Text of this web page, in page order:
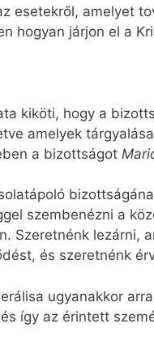
esetekről, amelyet
hogyan járjon el a
kiköti, hogy a
amelyek
a bizottságot
szembenézni a
Szeretnénk lezárni,
és szeretnénk
ugyanakkor
így az érintett